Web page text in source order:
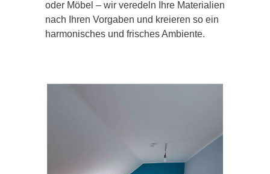
oder Möbel – wir veredeln Ihre Materialien
nach Ihren Vorgaben und kreieren so ein
harmonisches und frisches Ambiente.